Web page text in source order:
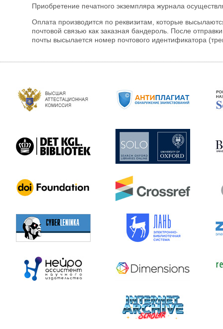
Приобретение печатного экземпляра журнала
Оплата производится по реквизитам, которые
почтовой связью как заказная бандероль. После
почты высылается номер почтового идентификатора